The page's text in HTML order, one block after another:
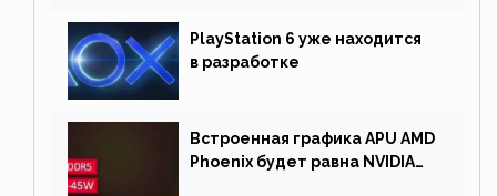
PlayStation 6 уже находится
в разработке
Встроенная графика APU AMD
Phoenix будет равна NVIDIA